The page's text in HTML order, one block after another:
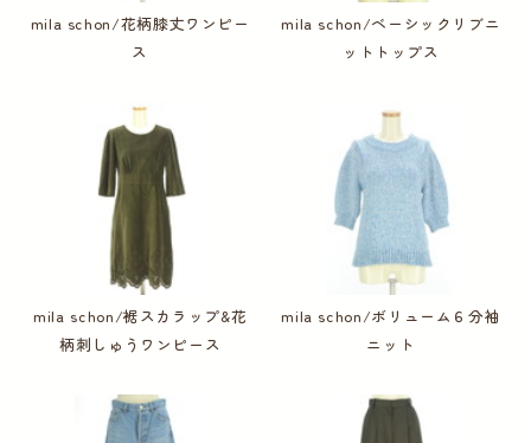
mila schon/花柄膝丈ワンピー
ス
mila schon/ベーシックリブニ
ットトップス
mila schon/裾スカラップ&花
柄刺しゅうワンピース
mila schon/ボリューム６分袖
ニット